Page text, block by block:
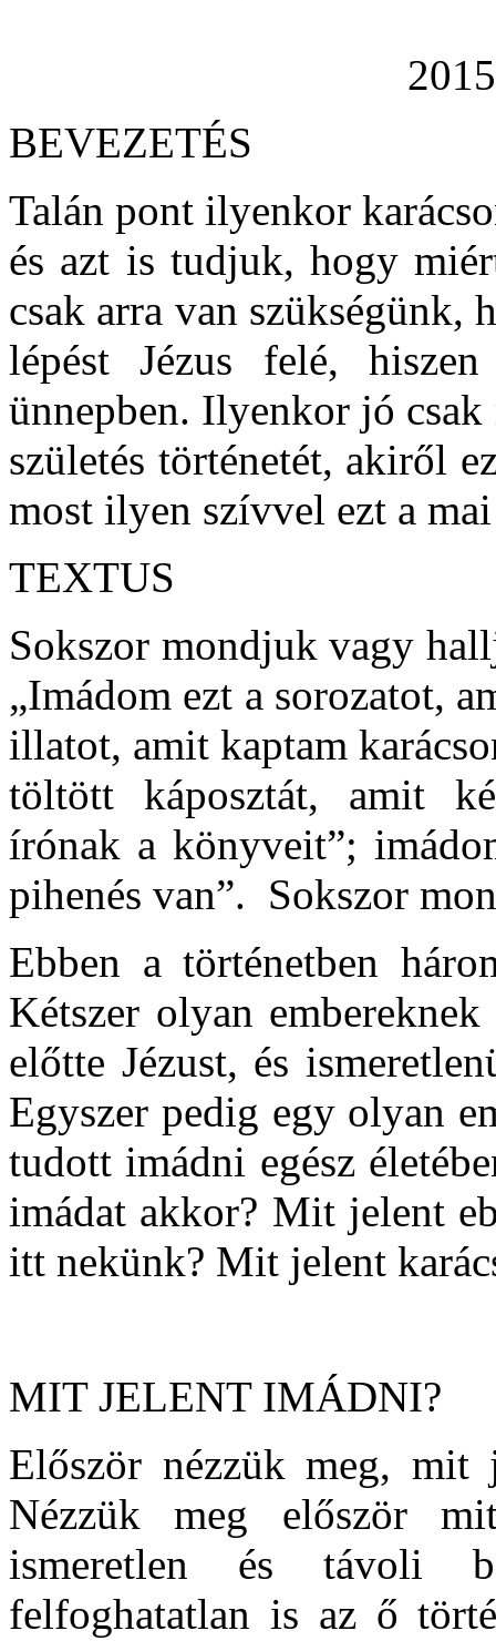
2015.
BEVEZETÉS
Talán pont ilyenkor
és azt is tudjuk, hogy
csak arra van
lépést Jézus felé,
ünnepben. Ilyenkor jó
születés történetét, akiről
most ilyen szívvel ezt a
TEXTUS
Sokszor mondjuk vagy
„Imádom ezt a sorozatot,
illatot, amit kaptam
töltött káposztát, amit
írónak a könyveit”;
pihenés van”. Sokszor
Ebben a történetben
Kétszer olyan
előtte Jézust, és
Egyszer pedig egy olyan
tudott imádni egész
imádat akkor? Mit jelent
itt nekünk? Mit jelent
MIT JELENT IMÁDNI?
Először nézzük meg, mit
Nézzük meg először
ismeretlen és távoli
felfoghatatlan is az ő